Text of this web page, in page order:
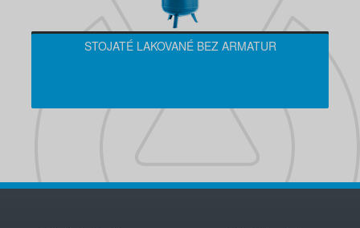
STOJATÉ LAKOVANÉ BEZ ARMATUR